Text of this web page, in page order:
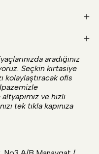
aradığınız
Seçkin kırtasiye
kolaylaştıracak ofis
ve hızlı
tek tıkla kapınıza